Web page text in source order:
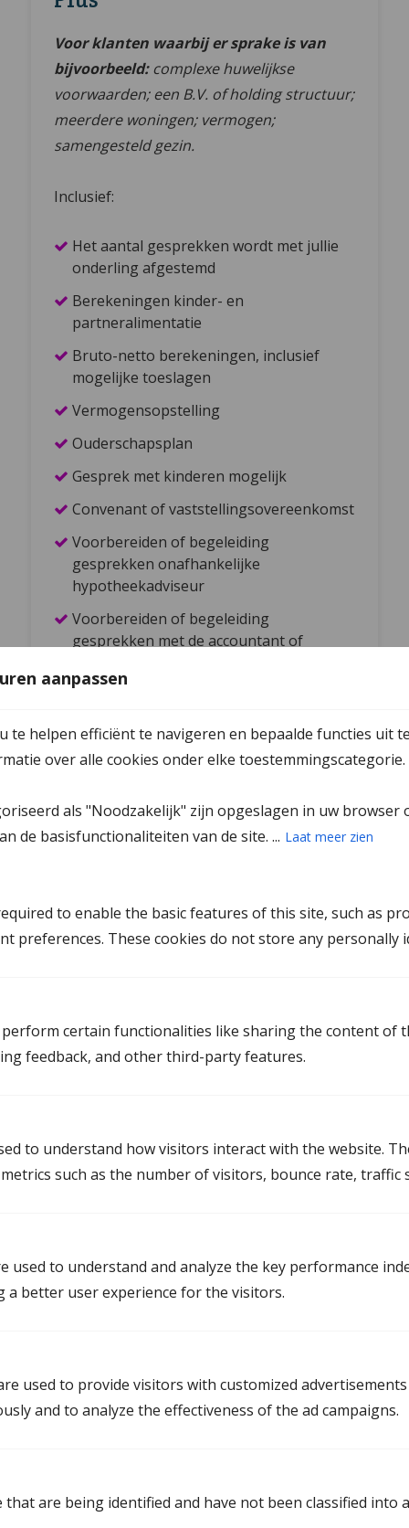
aanpassen
te helpen efficiënt te navigeren en bepaalde functies uit
over alle cookies onder elke toestemmingscategorie.
als "Noodzakelijk" zijn opgeslagen in uw browser
de basisfunctionaliteiten van de site. ... Laat meer zien
to enable the basic features of this site, such as
preferences. These cookies do not store any personally
certain functionalities like sharing the content of
feedback, and other third-party features.
to understand how visitors interact with the website.
such as the number of visitors, bounce rate, traffic
used to understand and analyze the key performance
a better user experience for the visitors.
used to provide visitors with customized
and to analyze the effectiveness of the ad campaigns.
are being identified and have not been classified into
Voor klanten waarbij er sprake is van
bijvoorbeeld: complexe huwelijkse
voorwaarden; een B.V. of holding structuur;
meerdere woningen; vermogen;
samengesteld gezin.
Inclusief:
Het aantal gesprekken wordt met jullie
onderling afgestemd
Berekeningen kinder- en
partneralimentatie
Bruto-netto berekeningen, inclusief
mogelijke toeslagen
Vermogensopstelling
Ouderschapsplan
Gesprek met kinderen mogelijk
Convenant of vaststellingsovereenkomst
Voorbereiden of begeleiding
gesprekken onafhankelijke
hypotheekadviseur
Voorbereiden of begeleiding
gesprekken met de accountant of
Juridische afhandeling
Vraag een kennismakingsgesprek aan
Heb je een vraag of willen jullie vrijblijvend met een
Naam
Postcode